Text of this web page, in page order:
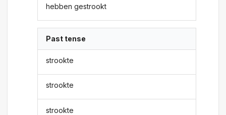
hebben gestrookt
Past tense
strookte
strookte
strookte